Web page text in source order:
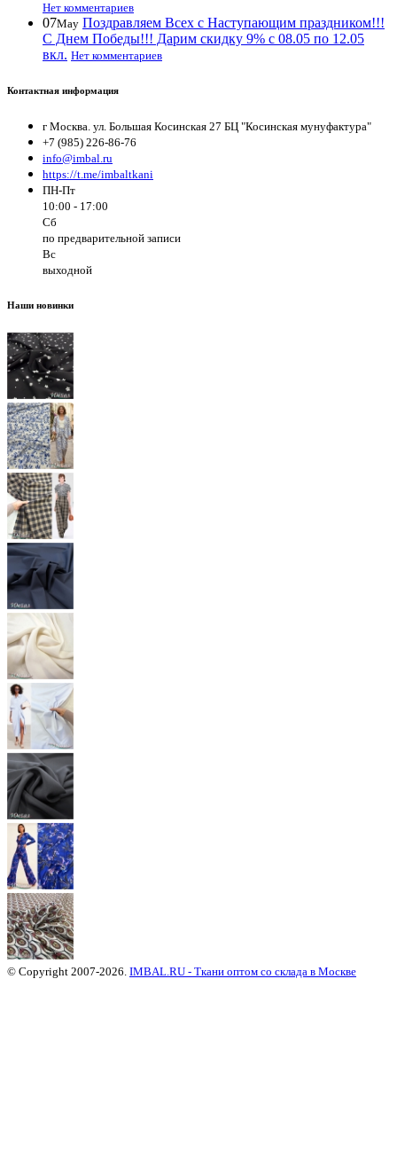
Нет комментариев
07May Поздравляем Всех с Наступающим праздником!!!
С Днем Победы!!! Дарим скидку 9% с 08.05 по 12.05
вкл. Нет комментариев
Контактная информация
г Москва. ул. Большая Косинская 27 БЦ "Косинская мунуфактура"
+7 (985) 226-86-76
info@imbal.ru
https://t.me/imbaltkani
ПН-Пт
10:00 - 17:00
Сб
по предварительной записи
Вс
выходной
Наши новинки
© Copyright 2007-2026. IMBAL.RU - Ткани оптом со склада в Москве